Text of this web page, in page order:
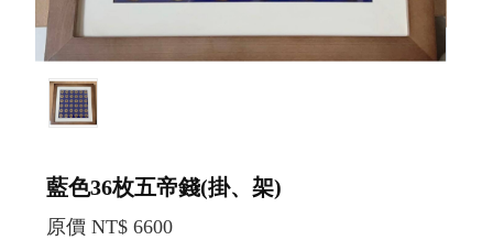
藍色36枚五帝錢(掛、架)
原價 NT$ 6600